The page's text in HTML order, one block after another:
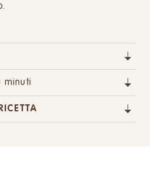
minuti